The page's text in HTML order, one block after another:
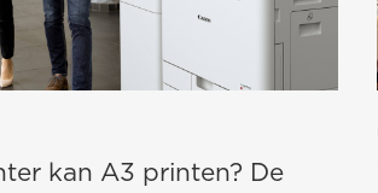
kan A3 printen? De